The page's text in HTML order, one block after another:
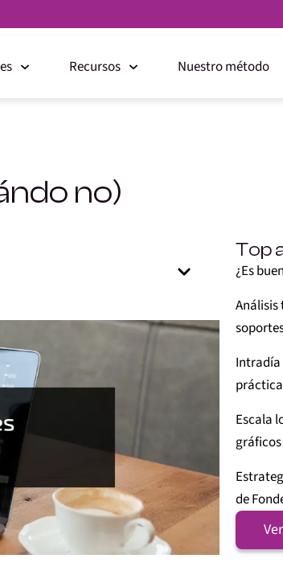
Recursos Nuestro método
no)
Top
¿Es
Análisis
Intradía
Escala
gráficos
de